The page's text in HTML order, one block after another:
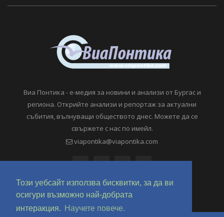
Този уебсайт използва бисквитки, за да ви
осигури възможно най-добрата
интеракция.
Научете повече.
Виа Понтика - е-медия за новини и анализи от Бургас и
региона. Открийте анализи и репортаж за актуални
събития, вълнуващи обществото днес. Можете да се
свържете с нас по имейл.
viapontika@viapontika.com